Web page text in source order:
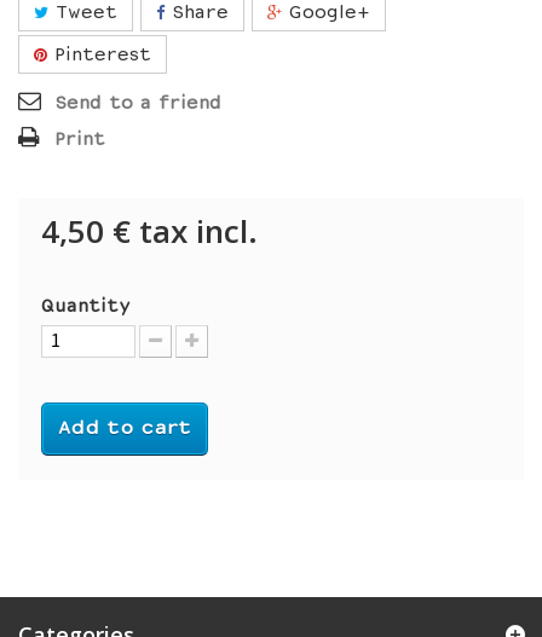
Tweet Share
Google+
Pinterest
Send to a friend
Print
4,50 € tax incl.
Quantity
Add to cart